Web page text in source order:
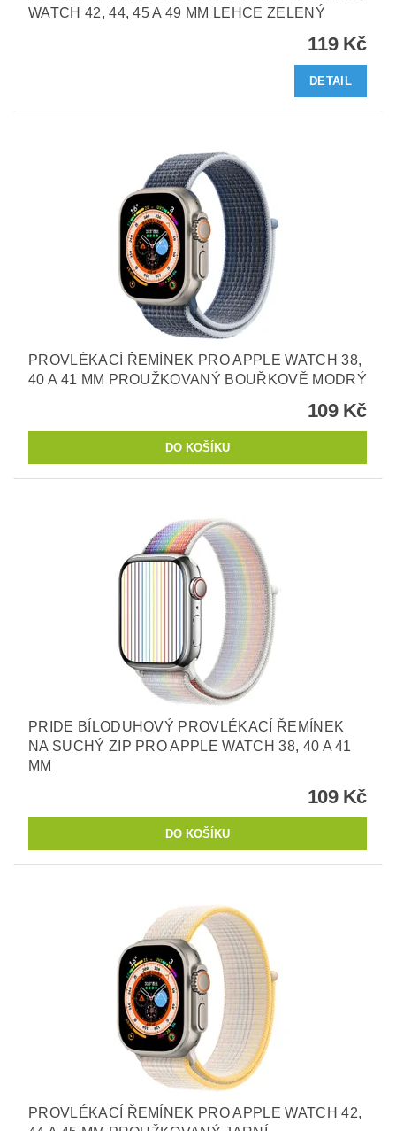
WATCH 42, 44, 45 A 49 MM LEHCE ZELENÝ
119 Kč
DETAIL
PROVLÉKACÍ ŘEMÍNEK PRO APPLE WATCH 38,
40 A 41 MM PROUŽKOVANÝ BOUŘKOVĚ MODRÝ
109 Kč
PRIDE BÍLODUHOVÝ PROVLÉKACÍ ŘEMÍNEK
NA SUCHÝ ZIP PRO APPLE WATCH 38, 40 A 41
MM
109 Kč
PROVLÉKACÍ ŘEMÍNEK PRO APPLE WATCH 42,